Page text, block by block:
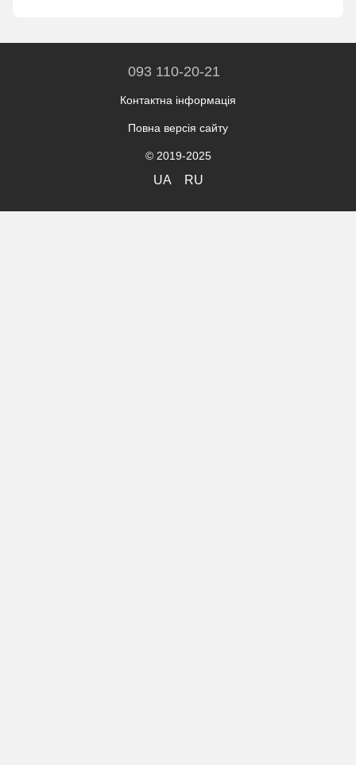
093 110-20-21
Контактна інформація
Повна версія сайту
© 2019-2025
UA RU